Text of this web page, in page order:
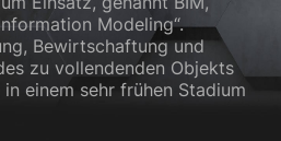
Modeling“.
Bewirtschaftung und
zu vollendenden Objekts
einem sehr frühen Stadium
Inhalte keiner manuellen
anzeigen